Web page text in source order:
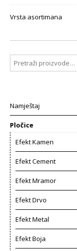
Vrsta asortimana
Namještaj
Pločice
Efekt Kamen
Efekt Cement
Efekt Mramor
Efekt Drvo
Efekt Metal
Efekt Boja